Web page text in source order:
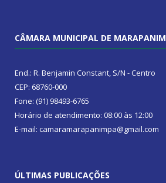
CÂMARA MUNICIPAL DE MARAPANIM
End.: R. Benjamin Constant, S/N - Centro
CEP: 68760-000
Fone: (91) 98493-6765
Horário de atendimento: 08:00 às 12:00
E-mail: camaramarapanimpa@gmail.com
ÚLTIMAS PUBLICAÇÕES